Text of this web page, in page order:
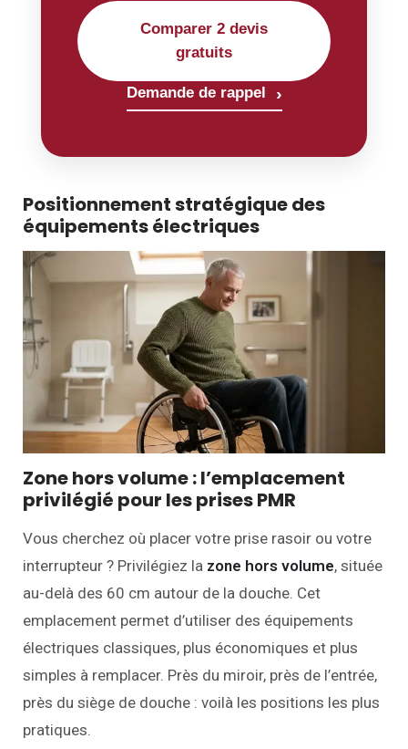
Comparer 2 devis
gratuits
Demande de rappel ›
Positionnement stratégique des
équipements électriques
Zone hors volume : l’emplacement
privilégié pour les prises PMR
Vous cherchez où placer votre prise rasoir ou votre
interrupteur ? Privilégiez la zone hors volume, située
au-delà des 60 cm autour de la douche. Cet
emplacement permet d’utiliser des équipements
électriques classiques, plus économiques et plus
simples à remplacer. Près du miroir, près de l’entrée,
près du siège de douche : voilà les positions les plus
pratiques.